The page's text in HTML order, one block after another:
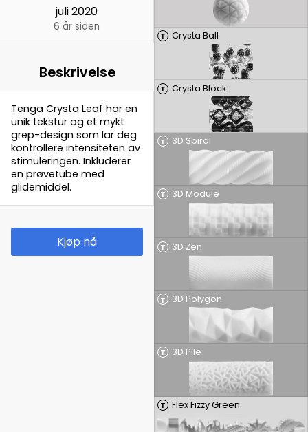
T Crysta Ball
T Crysta Block
T 3D Spiral
T 3D Module
T 3D Zen
T 3D Polygon
T 3D Pile
T Flex Fizzy Green
juli 2020
6 år siden
Beskrivelse
Tenga Crysta Leaf har en
unik tekstur og et mykt
grep-design som lar deg
kontrollere intensiteten av
stimuleringen. Inkluderer
en prøvetube med
glidemiddel.
Kjøp nå